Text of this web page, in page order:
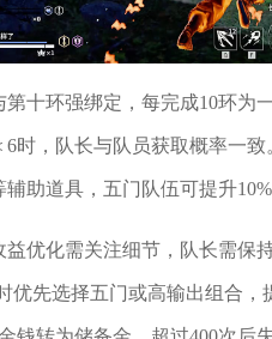
十环强绑定，每完成10环为
时，队长与队员获取概率一
助道具，五门队伍可提升
益优化需关注细节，队长需保
优先选择五门或高输出组合